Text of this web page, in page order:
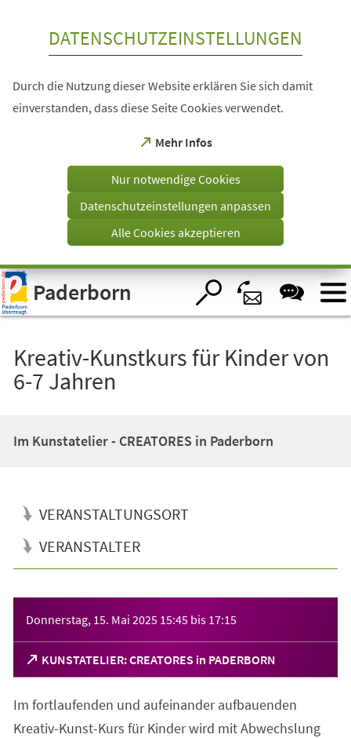
Visuelle
Assistenzsoftware
öffnen.
DATENSCHUTZEINSTELLUNGEN
Durch die Nutzung dieser Website erklären Sie sich damit
einverstanden, dass diese Seite Cookies verwendet.
Mehr Infos
(Öffnet
einem
Tab)
Nur notwendige Cookies
Datenschutzeinstellungen anpassen
Alle Cookies akzeptieren
Paderborn
Kreativ-Kunstkurs für Kinder von
6-7 Jahren
Im Kunstatelier - CREATORES in Paderborn
VERANSTALTUNGSORT
VERANSTALTER
Donnerstag, 15. Mai 2025 15:45 bis 17:15
KUNSTATELIER: CREATORES in PADERBORN
(Öffnet
in
neuen
Tab)
Im fortlaufenden und aufeinander aufbauenden
Kreativ-Kunst-Kurs für Kinder wird mit Abwechslung